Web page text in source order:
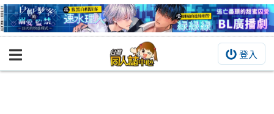
登入
BOOKY書集倉庫